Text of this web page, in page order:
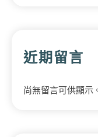
近期留言
尚無留言可供顯示